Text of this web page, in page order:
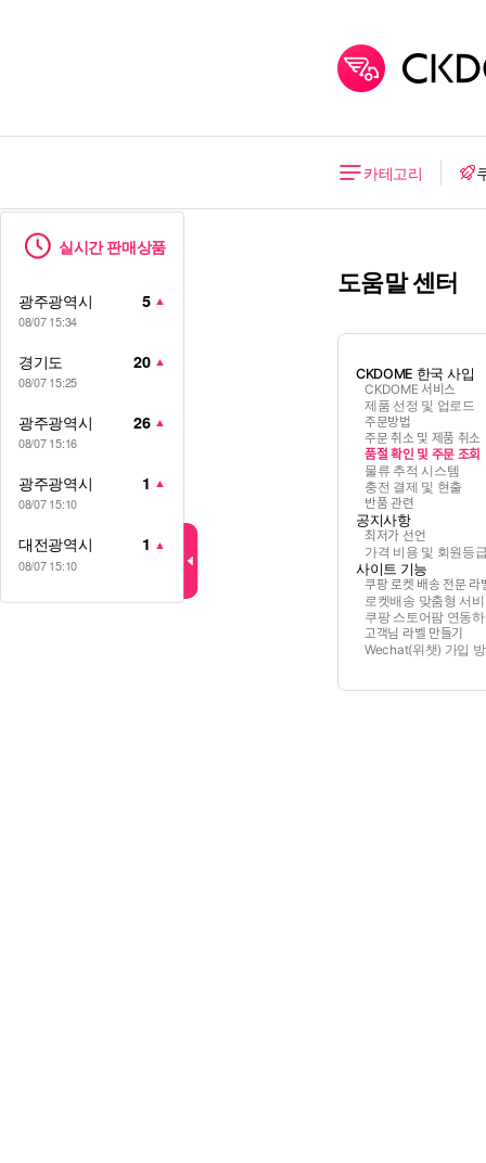
카테고리
도움말 센터
CKDOME 한국 사입
CKDOME 서비스
제품 선정 및 업로드
주문방법
주문 취소 및 제품 취소
품절 확인 및 주문 조회
물류 추적 시스템
충전 결제 및 현출
반품 관련
공지사항
최저가 선언
가격 비용 및 회원등
사이트 기능
쿠팡 로켓 배송 전문
로켓배송 맞춤형 서
쿠팡 스토어팜 연동
고객님 라벨 만들기
Wechat(위챗) 가입
실시간 판매상품
광주광역시 5 ▲
08/07 15:34
경기도 20 ▲
08/07 15:25
광주광역시 26 ▲
08/07 15:16
광주광역시 1 ▲
08/07 15:10
대전광역시 1 ▲
08/07 15:10